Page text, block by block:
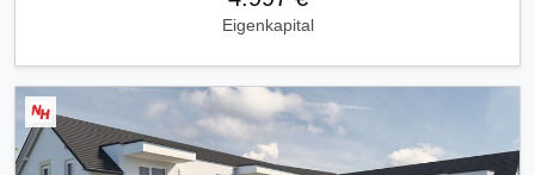
Eigenkapital